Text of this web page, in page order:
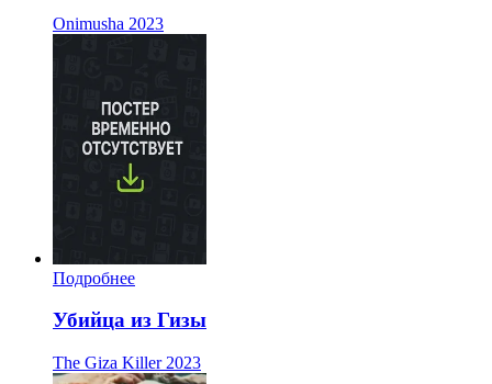
Onimusha 2023
Подробнее
Убийца из Гизы
The Giza Killer 2023